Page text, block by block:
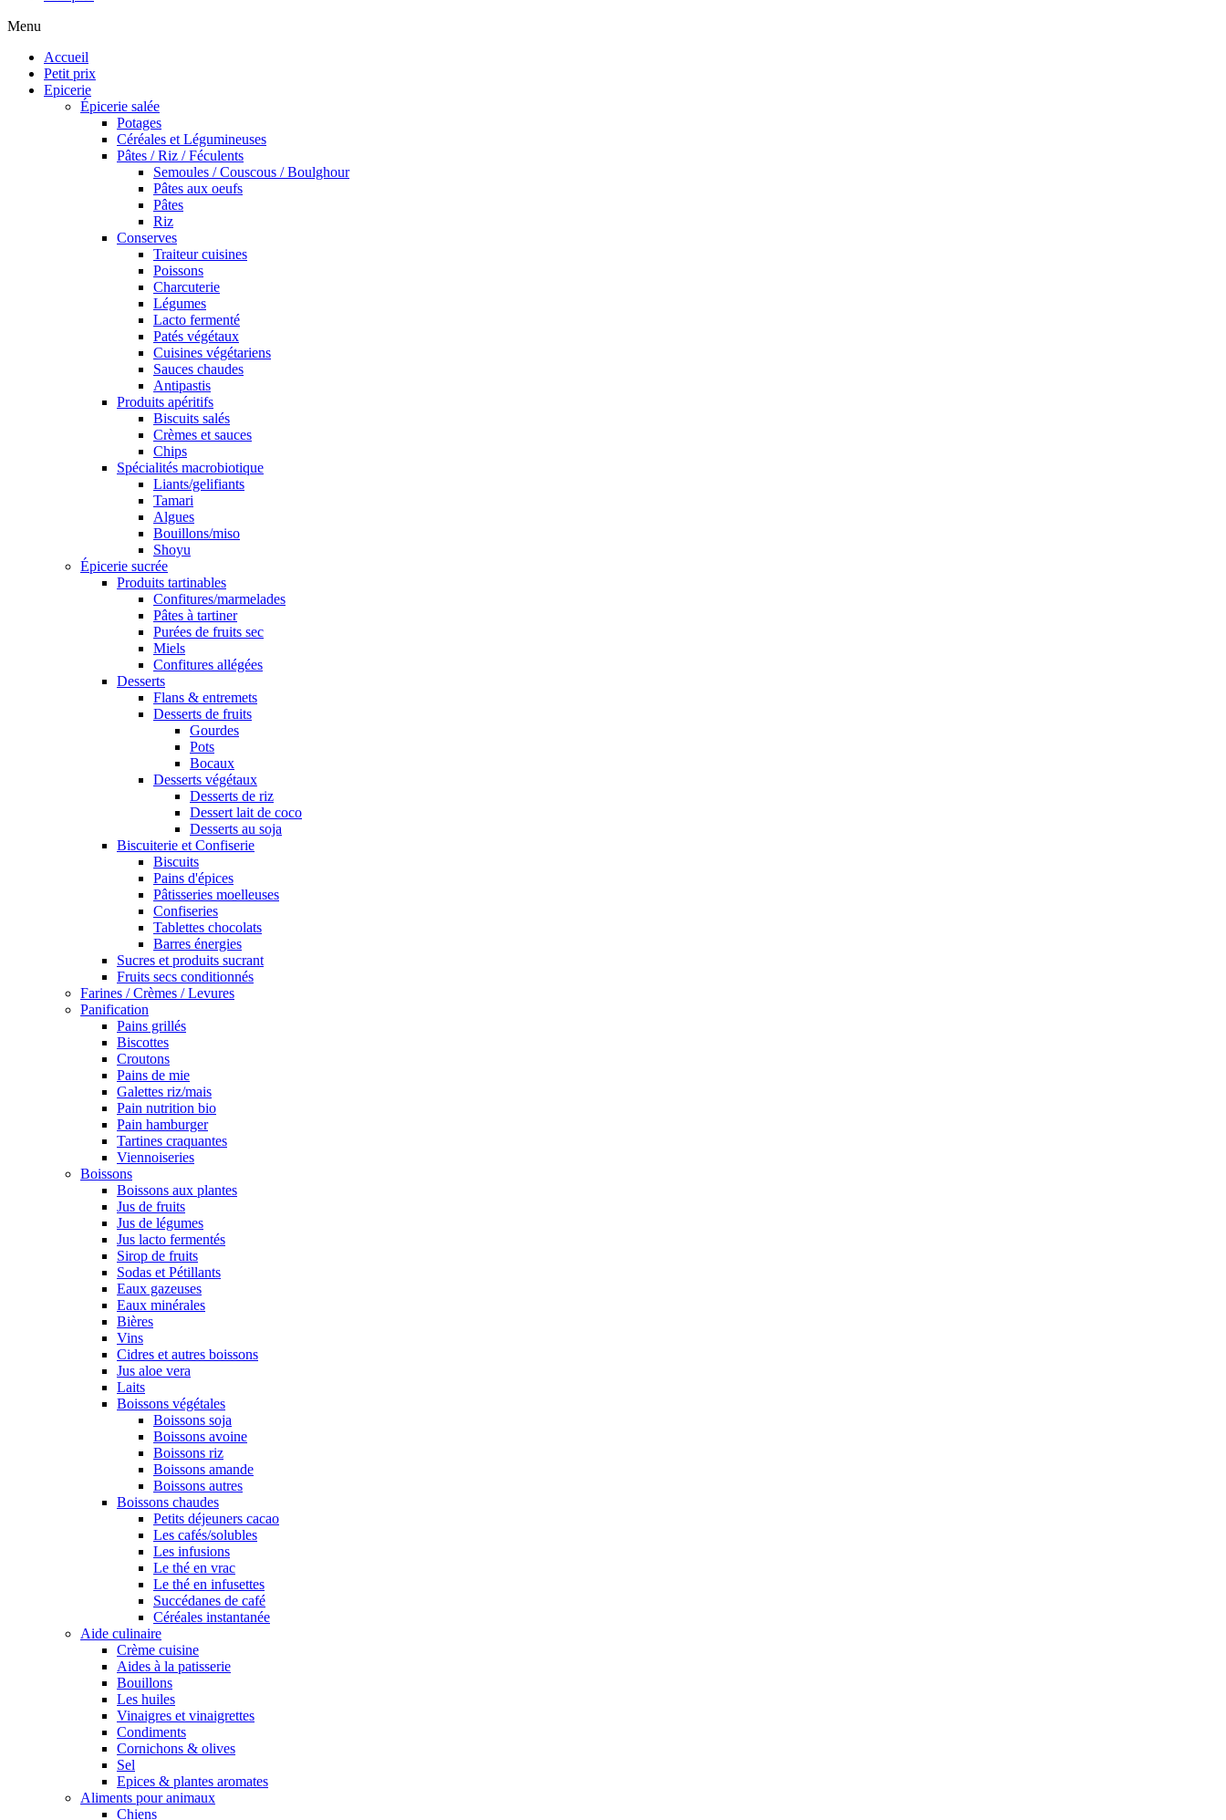
Menu
Accueil
Petit prix
Epicerie
Épicerie salée
Potages
Céréales et Légumineuses
Pâtes / Riz / Féculents
Semoules / Couscous / Boulghour
Pâtes aux oeufs
Pâtes
Riz
Conserves
Traiteur cuisines
Poissons
Charcuterie
Légumes
Lacto fermenté
Patés végétaux
Cuisines végétariens
Sauces chaudes
Antipastis
Produits apéritifs
Biscuits salés
Crèmes et sauces
Chips
Spécialités macrobiotique
Liants/gelifiants
Tamari
Algues
Bouillons/miso
Shoyu
Épicerie sucrée
Produits tartinables
Confitures/marmelades
Pâtes à tartiner
Purées de fruits sec
Miels
Confitures allégées
Desserts
Flans & entremets
Desserts de fruits
Gourdes
Pots
Bocaux
Desserts végétaux
Desserts de riz
Dessert lait de coco
Desserts au soja
Biscuiterie et Confiserie
Biscuits
Pains d'épices
Pâtisseries moelleuses
Confiseries
Tablettes chocolats
Barres énergies
Sucres et produits sucrant
Fruits secs conditionnés
Farines / Crèmes / Levures
Panification
Pains grillés
Biscottes
Croutons
Pains de mie
Galettes riz/mais
Pain nutrition bio
Pain hamburger
Tartines craquantes
Viennoiseries
Boissons
Boissons aux plantes
Jus de fruits
Jus de légumes
Jus lacto fermentés
Sirop de fruits
Sodas et Pétillants
Eaux gazeuses
Eaux minérales
Bières
Vins
Cidres et autres boissons
Jus aloe vera
Laits
Boissons végétales
Boissons soja
Boissons avoine
Boissons riz
Boissons amande
Boissons autres
Boissons chaudes
Petits déjeuners cacao
Les cafés/solubles
Les infusions
Le thé en vrac
Le thé en infusettes
Succédanes de café
Céréales instantanée
Aide culinaire
Crème cuisine
Aides à la patisserie
Bouillons
Les huiles
Vinaigres et vinaigrettes
Condiments
Cornichons & olives
Sel
Epices & plantes aromates
Aliments pour animaux
Chiens